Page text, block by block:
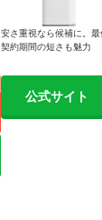
安さ重視なら候補に。最
契約期間の短さも魅力
公式サイト